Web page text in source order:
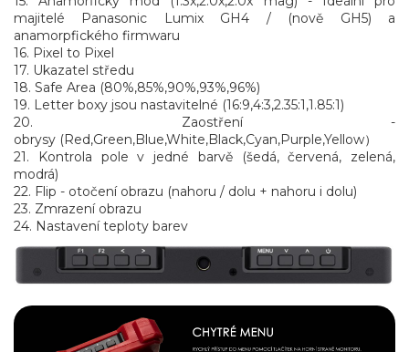
majitelé Panasonic Lumix GH4 / (nově GH5) a
anamorpfického firmwaru
16. Pixel to Pixel
17. Ukazatel středu
18. Safe Area (80%,85%,90%,93%,96%)
19. Letter boxy jsou nastavitelné (16:9,4:3,2.35:1,1.85:1)
20. Zaostření -
obrysy (Red,Green,Blue,White,Black,Cyan,Purple,Yellow）
21. Kontrola pole v jedné barvě (šedá, červená, zelená,
modrá)
22. Flip - otočení obrazu (nahoru / dolu + nahoru i dolu)
23. Zmrazení obrazu
24. Nastavení teploty barev